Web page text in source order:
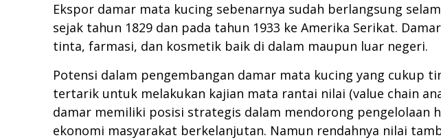
Ekspor damar mata kucing sebenarnya sudah berlangsung
sejak tahun 1829 dan pada tahun 1933 ke Amerika Serikat.
tinta, farmasi, dan kosmetik baik di dalam maupun luar negeri.
Potensi dalam pengembangan damar mata kucing yang cukup
tertarik untuk melakukan kajian mata rantai nilai (value chain
damar memiliki posisi strategis dalam mendorong pengelolaan
ekonomi masyarakat berkelanjutan. Namun rendahnya nilai